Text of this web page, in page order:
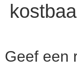
Geef een